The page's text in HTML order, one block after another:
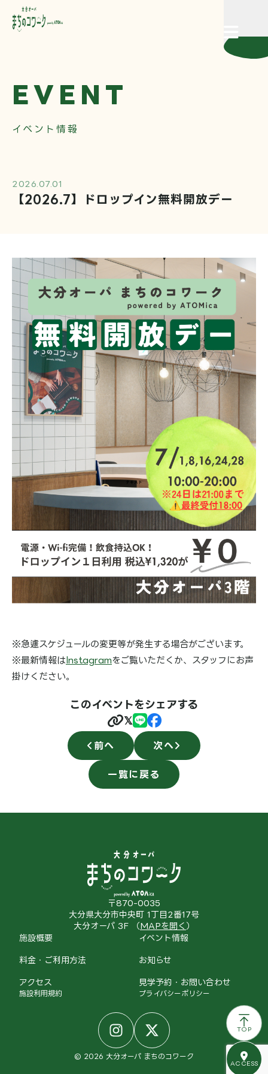
施設概要
料金・ご利用方法
ブログ
アクセス
見学予約&お問い合わせ
プライバシーポリシー
EVENT
イベント情報
2026.07.01
【2026.7】ドロップイン無料開放デー
※急遽スケジュールの変更等が発生する場合がございます。
※最新情報は Instagramをご覧いただくか、スタッフにお声
掛けください。
このイベントをシェアする
𝕏
前へ 次へ
一覧に戻る
〒870-0035
大分県大分市中央町 1丁目2番17号
大分オーパ 3F （MAPを開く ）
施設概要
イベント情報
料金・ご利用方法 お知らせ
アクセス 見学予約・お問い合わせ
施設利用規約 プライバシーポリシー
© 2026 大分オーパ まちのコワーク
TOP
ACCESS